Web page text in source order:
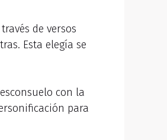
de versos
Esta elegía se
con la
para